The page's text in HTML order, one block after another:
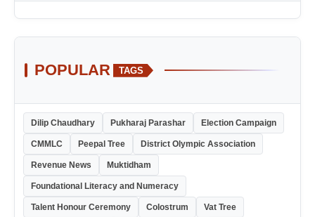
POPULAR TAGS
Dilip Chaudhary Pukharaj Parashar Election Campaign
CMMLC Peepal Tree District Olympic Association
Revenue News Muktidham
Foundational Literacy and Numeracy
Talent Honour Ceremony Colostrum Vat Tree